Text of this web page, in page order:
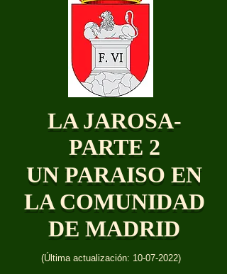
LA JAROSA-
PARTE 2
UN PARAISO EN
LA COMUNIDAD
DE MADRID
(Última actualización: 10-07-2022)